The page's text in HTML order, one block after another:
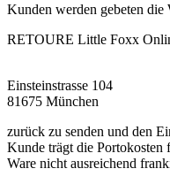
Kunden werden gebeten die
RETOURE Little Foxx
Einsteinstrasse 104
81675 München
zurück zu senden und den
Kunde trägt die Portokosten
Ware nicht ausreichend